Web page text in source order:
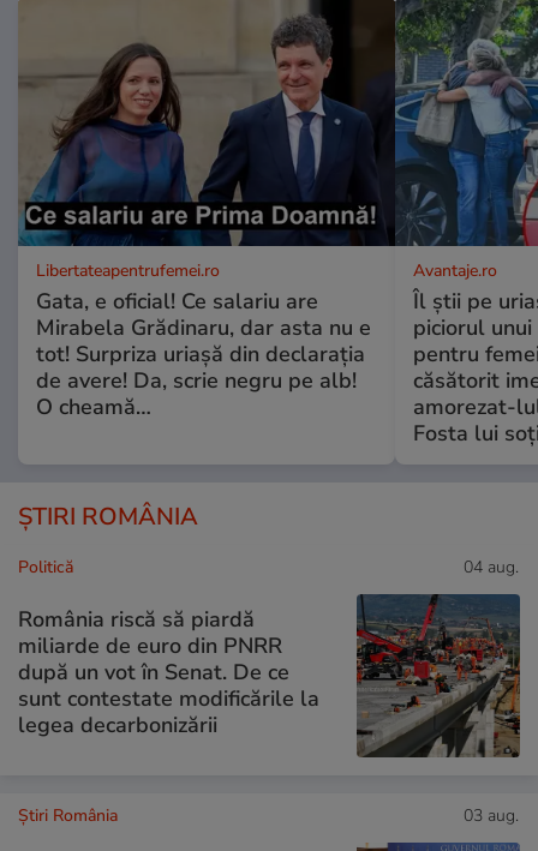
Libertateapentrufemei.ro
Gata, e oficial! Ce salariu are
Mirabela Grădinaru, dar asta nu e
tot! Surpriza uriașă din declarația
de avere! Da, scrie negru pe alb!
O cheamă…
Avantaje.ro
Îl știi pe
piciorul
pentru
căsătorit
amorezat-
Fosta lui
ȘTIRI ROMÂNIA
Politică 04 aug.
România riscă să piardă
miliarde de euro din PNRR
după un vot în Senat. De ce
sunt contestate modificările la
legea decarbonizării
Știri România 03 aug.